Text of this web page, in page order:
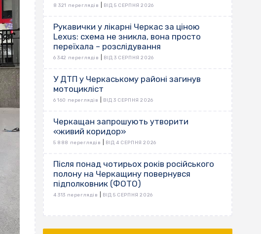
8 321 переглядів ВІД 5 СЕРПНЯ 2026
Рукавички у лікарні Черкас за ціною
Lexus: схема не зникла, вона просто
переїхала – розслідування
6 342 переглядів ВІД 3 СЕРПНЯ 2026
У ДТП у Черкаському районі загинув
мотоцикліст
6 160 переглядів ВІД 3 СЕРПНЯ 2026
Черкащан запрошують утворити
«живий коридор»
5 888 переглядів ВІД 4 СЕРПНЯ 2026
Після понад чотирьох років російського
полону на Черкащину повернувся
підполковник (ФОТО)
4 313 переглядів ВІД 5 СЕРПНЯ 2026